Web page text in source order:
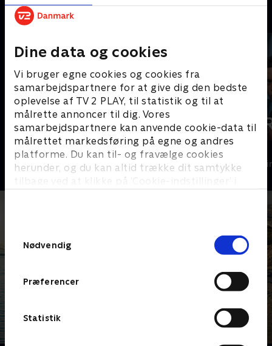
Dine data og cookies
Vi bruger egne cookies og cookies fra
samarbejdspartnere for at give dig den bedste
oplevelse af TV 2 PLAY, til statistik og til at
målrette annoncer til dig. Vores
samarbejdspartnere kan anvende cookie-data til
målrettet markedsføring på egne og andres
platforme. Du kan til- og fravælge cookies
herunder, og du kan altid trække dit samtykke
tilbage ved at klikke på ’Cookie-indstillinger’ i
Nødvendig
Præferencer
Statistik
Andre så også
Maria Wern
Krimi & Spænding • 3 sæsoner
Fartblind
Krimi &